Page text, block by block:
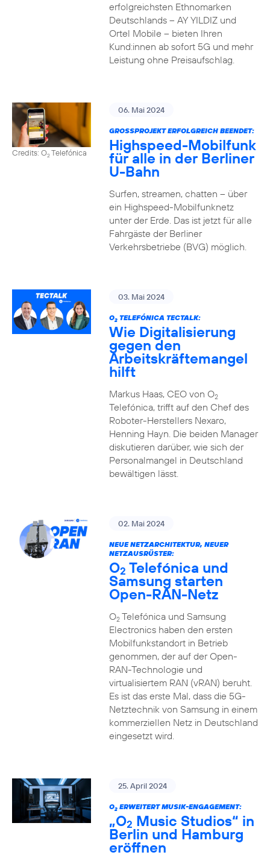
erfolgreichsten Ethnomarken
Deutschlands – AY YILDIZ und
Ortel Mobile – bieten Ihren
Kund:innen ab sofort 5G und mehr
Leistung ohne Preisaufschlag.
Credits: O2Telefónica
06. Mai 2024
GROSSPROJEKT ERFOLGREICH BEENDET:
Highspeed-Mobilfunk
für alle in der Berliner
U-Bahn
Surfen, streamen, chatten – über
ein Highspeed-Mobilfunknetz
unter der Erde. Das ist jetzt für alle
Fahrgäste der Berliner
Verkehrsbetriebe (BVG) möglich.
03. Mai 2024
O2TELEFÓNICA TECTALK:
Wie Digitalisierung
gegen den
Arbeitskräftemangel
hilft
Markus Haas, CEO von O2
Telefónica, trifft auf den Chef des
Roboter-Herstellers Nexaro,
Henning Hayn. Die beiden Manager
diskutieren darüber, wie sich der
Personalmangel in Deutschland
bewältigen lässt.
02. Mai 2024
NEUE NETZARCHITEKTUR, NEUER
NETZAUSRÜSTER:
O2 Telefónica und
Samsung starten
Open-RAN-Netz
O2Telefónica und Samsung
Electronics haben den ersten
Mobilfunkstandort in Betrieb
genommen, der auf der Open-
RAN-Technologie und
virtualisiertem RAN (vRAN) beruht.
Es ist das erste Mal, dass die 5G-
Netztechnik von Samsung in einem
kommerziellen Netz in Deutschland
eingesetzt wird.
25. April 2024
O2ERWEITERT MUSIK-ENGAGEMENT:
„O2 Music Studios“ in
Berlin und Hamburg
eröffnen